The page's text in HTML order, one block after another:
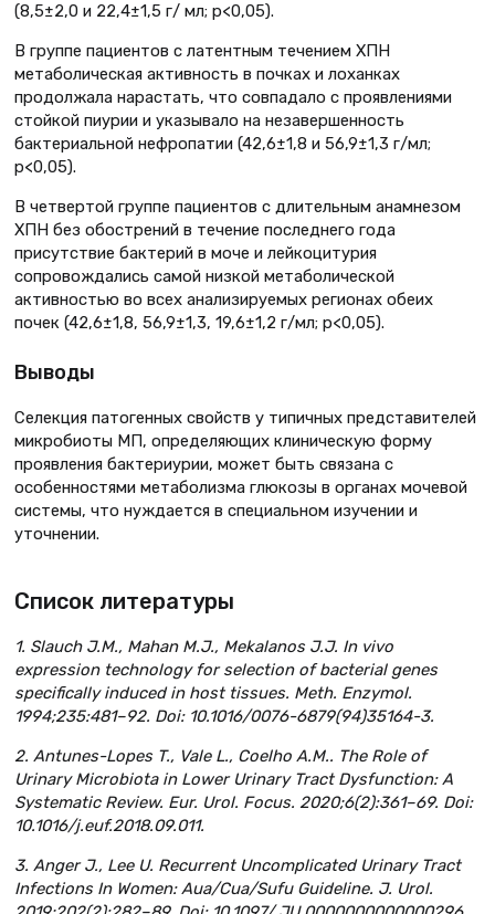
(8,5±2,0 и 22,4±1,5 г/ мл; р<0,05).
В группе пациентов с латентным течением ХПН
метаболическая активность в почках и лоханках
продолжала нарастать, что совпадало с проявлениями
стойкой пиурии и указывало на незавершенность
бактериальной нефропатии (42,6±1,8 и 56,9±1,3 г/мл;
р<0,05).
В четвертой группе пациентов с длительным анамнезом
ХПН без обострений в течение последнего года
присутствие бактерий в моче и лейкоцитурия
сопровождались самой низкой метаболической
активностью во всех анализируемых регионах обеих
почек (42,6±1,8, 56,9±1,3, 19,6±1,2 г/мл; р<0,05).
Выводы
Селекция патогенных свойств у типичных представителей
микробиоты МП, определяющих клиническую форму
проявления бактериурии, может быть связана с
особенностями метаболизма глюкозы в органах мочевой
системы, что нуждается в специальном изучении и
уточнении.
Список литературы
1. Slauch J.M., Mahan M.J., Mekalanos J.J. In vivo
expression technology for selection of bacterial genes
specifically induced in host tissues. Meth. Enzymol.
1994;235:481–92. Doi: 10.1016/0076-6879(94)35164-3.
2. Antunes-Lopes T., Vale L., Coelho A.M.. The Role of
Urinary Microbiota in Lower Urinary Tract Dysfunction: A
Systematic Review. Eur. Urol. Focus. 2020;6(2):361–69. Doi:
10.1016/j.euf.2018.09.011.
3. Anger J., Lee U. Recurrent Uncomplicated Urinary Tract
Infections In Women: Aua/Cua/Sufu Guideline. J. Urol.